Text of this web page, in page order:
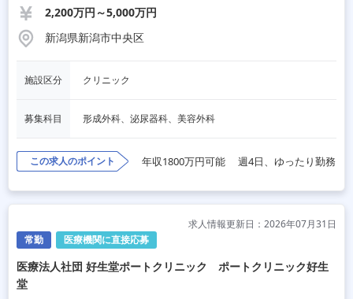
2,200万円～5,000万円
新潟県新潟市中央区
施設区分 クリニック
募集科目 形成外科、泌尿器科、美容外科
この求人のポイント 年収1800万円可能 週4日、ゆったり勤務
常勤 医療機関に直接応募
求人情報更新日：2026年07月31日
医療法人社団 好生堂ポートクリニック ポートクリニック好生
堂